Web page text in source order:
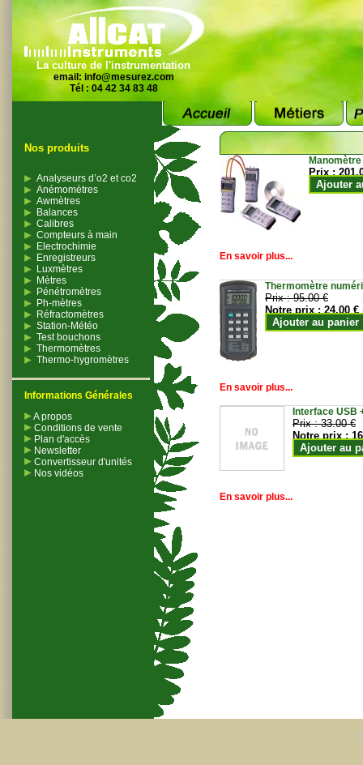
La culture de l'instrumentation
email: info@mesurez.com
Tél : 04 42 34 83 48
Nos produits
Analyseurs d’o2 et co2
Anémomètres
Awmètres
Balances
Calibres
Compteurs à main
Electrochimie
Enregistreurs
Luxmètres
Mètres
Pénétromètres
Ph-mètres
Réfractomètres
Station-Météo
Test bouchons
Thermomètres
Thermo-hygromètres
Informations Générales
A propos
Conditions de vente
Plan d'accès
Newsletter
Convertisseur d'unités
Nos vidéos
Prix :
Ajouter
En savoir plus...
Thermomètre
Prix :95.00 €
Notre prix :24.00 €
Ajouter au panier
En savoir plus...
Interface USB
Prix :33.00 €
Notre prix :
Ajouter au
En savoir plus...